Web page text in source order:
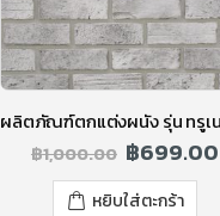
฿1,000.00 ฿699.00
หยิบใส่ตะกร้า